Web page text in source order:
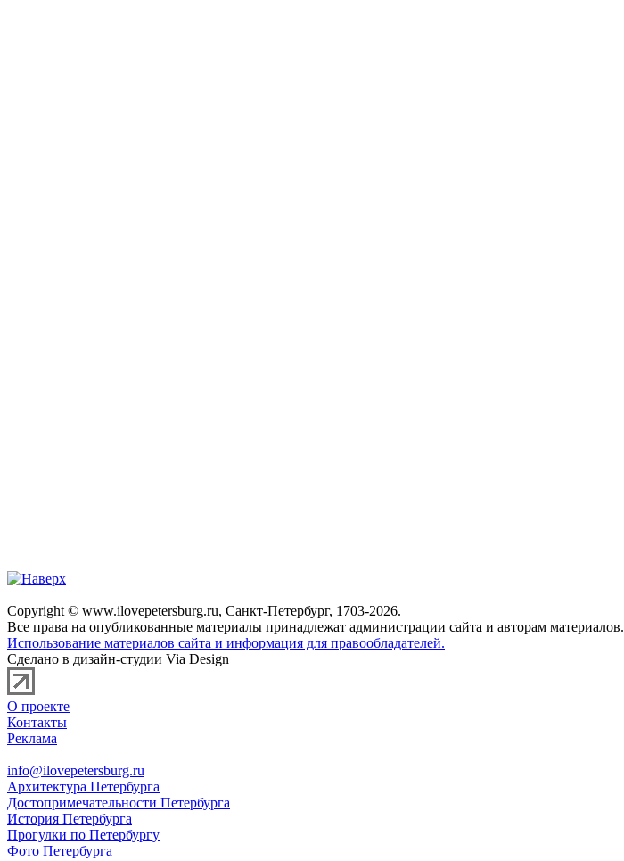
Copyright © www.ilovepetersburg.ru, Санкт-Петербург, 1703-2026.
Все права на опубликованные материалы принадлежат администрации сайта и авторам материалов.
Использование материалов сайта и информация для правообладателей.
Сделано в дизайн-студии Via Design
О проекте
Контакты
Реклама
info@ilovepetersburg.ru
Архитектура Петербурга
Достопримечательности Петербурга
История Петербурга
Прогулки по Петербургу
Фото Петербурга